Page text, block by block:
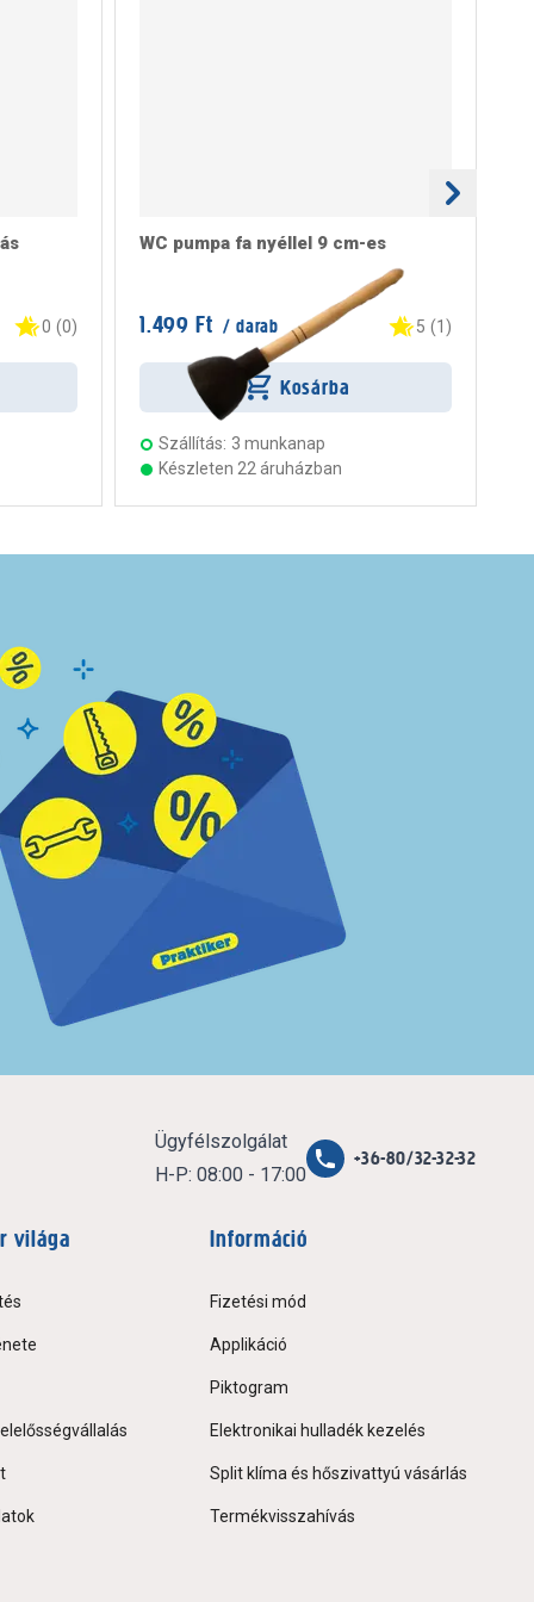
0 (0)
WC pumpa fa nyéllel 9 cm-es
1.499 Ft / darab 5 (1 )
Kosárba
Szállítás: 3 munkanap
Készleten 22 áruházban
Ügyfélszolgálat
H-P: 08:00 - 17:00
+36-80/32-32-32
világa Információ
Fizetési mód
Applikáció
Piktogram
Elektronikai hulladék kezelés
Split klíma és hőszivattyú vásárlás
Termékvisszahívás